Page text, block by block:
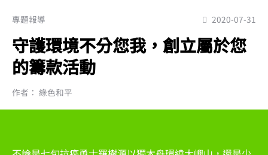
專題報導 2020-07-31
守護環境不分您我，創立屬於您
的籌款活動
作者： 綠色和平